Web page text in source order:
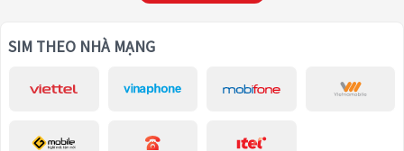
SIM THEO NHÀ MẠNG